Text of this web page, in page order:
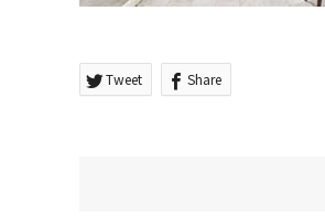
Tweet Share